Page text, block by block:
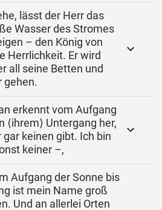
lässt der Herr das
Wasser des Stromes
– den König von
Herrlichkeit. Er wird
all seine Betten und
gehen.
erkennt vom Aufgang
⟨ihrem⟩ Untergang her,
keinen gibt. Ich bin
keiner –,
Aufgang der Sonne bis
ist mein Name groß
Und an allerlei Orten